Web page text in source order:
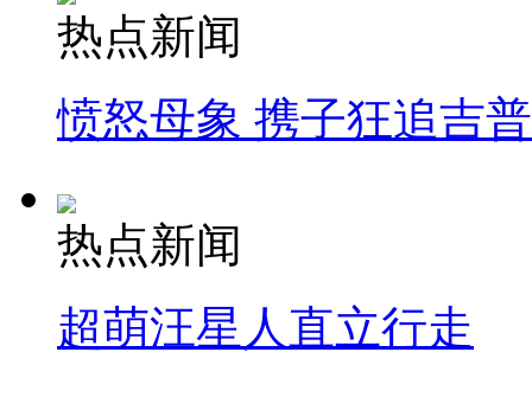
热点新闻
愤怒母象 携子狂追吉
热点新闻
超萌汪星人直立行走